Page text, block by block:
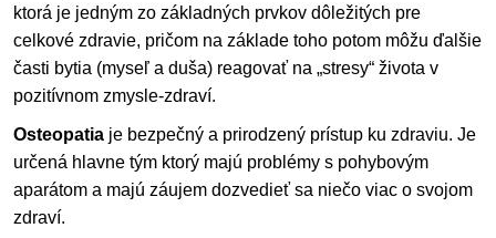
ktorá je jedným zo základných prvkov dôležitých pre
celkové zdravie, pričom na základe toho potom môžu ďalšie
časti bytia (myseľ a duša) reagovať na „stresy“ života v
pozitívnom zmysle-zdraví.
Osteopatia je bezpečný a prirodzený prístup ku zdraviu. Je
určená hlavne tým ktorý majú problémy s pohybovým
aparátom a majú záujem dozvedieť sa niečo viac o svojom
zdraví.